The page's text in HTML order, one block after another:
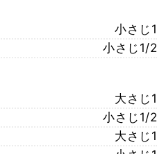
小さじ1
小さじ1/2
大さじ1
小さじ1/2
大さじ1